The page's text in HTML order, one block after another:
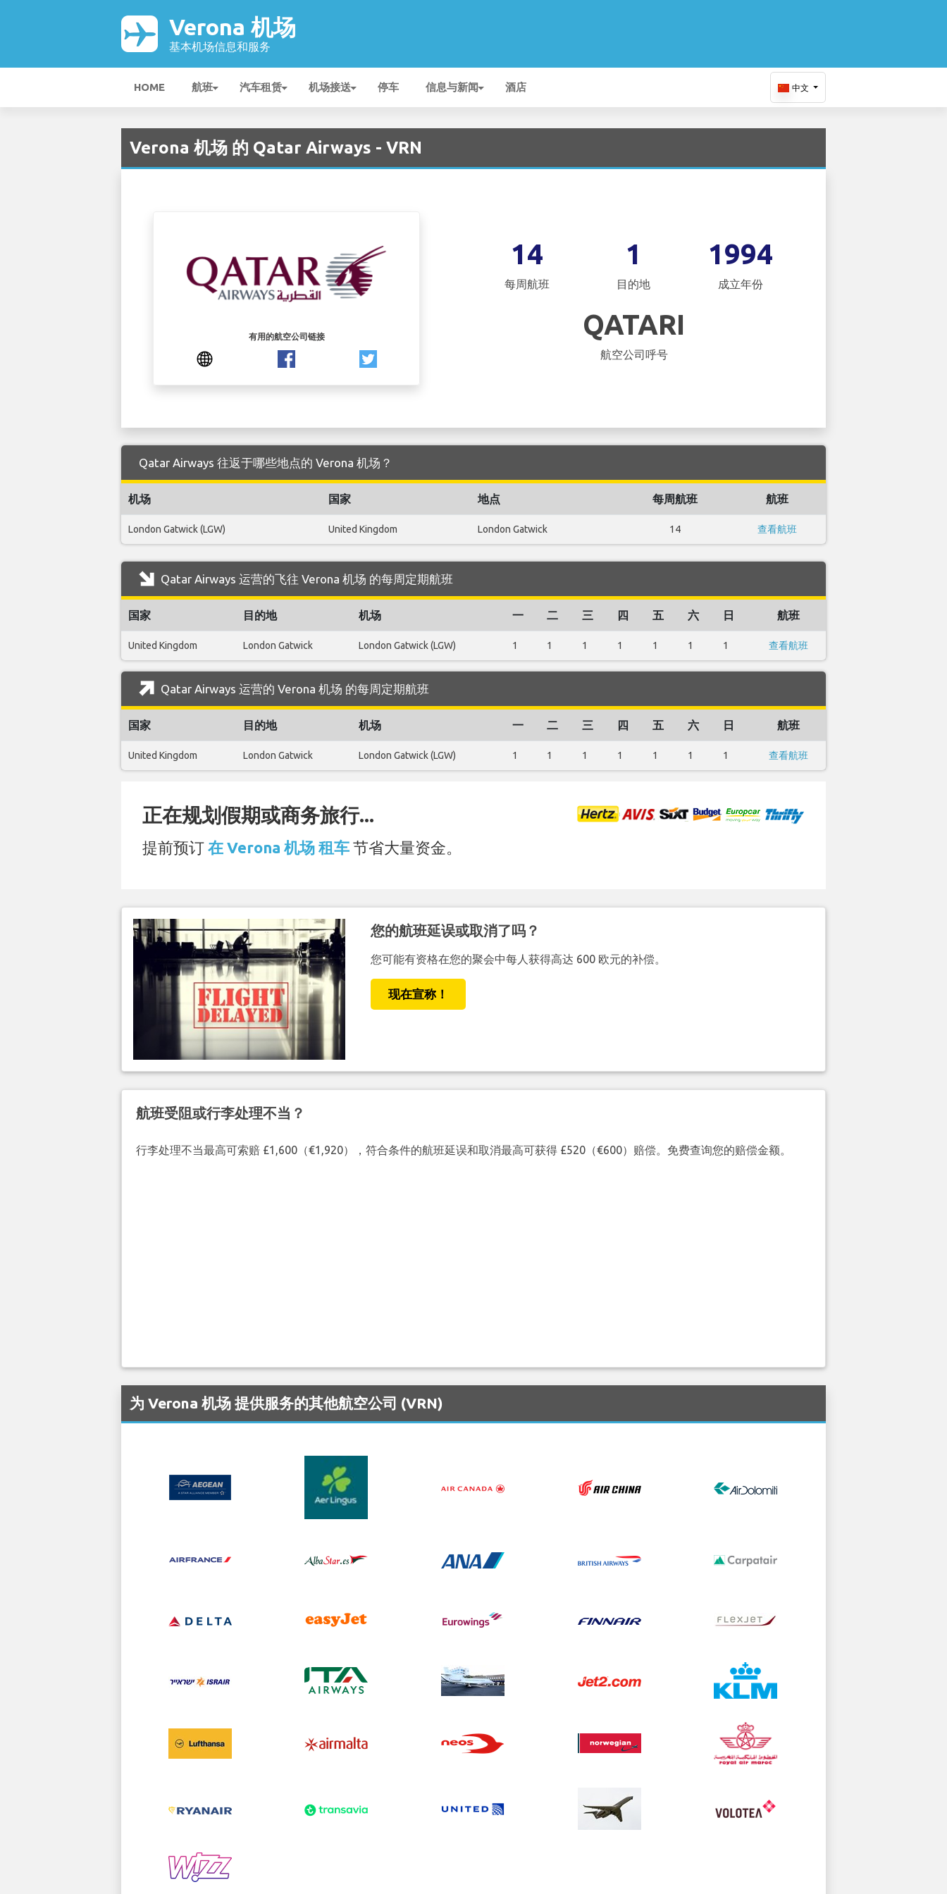
Verona 机场
基本机场信息和服务
HOME 航班 汽车租赁 机场接送 停车 信息与新闻 酒店 中文
Verona 机场 的 Qatar Airways - VRN
有用的航空公司链接
14
每周航班
1
目的地
1994
成立年份
QATARI
航空公司呼号
Qatar Airways 往返于哪些地点的 Verona 机场？
机场 国家 地点 每周航班 航班
London Gatwick (LGW) United Kingdom London Gatwick 14 查看航班
Qatar Airways 运营的飞往 Verona 机场 的每周定期航班
国家 目的地 机场 一 二 三 四 五 六 日 航班
United Kingdom London Gatwick London Gatwick (LGW) 1 1 1 1 1 1 1 查看航班
Qatar Airways 运营的 Verona 机场 的每周定期航班
国家 目的地 机场 一 二 三 四 五 六 日 航班
United Kingdom London Gatwick London Gatwick (LGW) 1 1 1 1 1 1 1 查看航班
正在规划假期或商务旅行...
提前预订 在 Verona 机场 租车 节省大量资金。
您的航班延误或取消了吗？
您可能有资格在您的聚会中每人获得高达 600 欧元的补偿。
现在宣称！
航班受阻或行李处理不当？
行李处理不当最高可索赔 £1,600（€1,920），符合条件的航班延误和取消最高可获得 £520（€600）赔偿。免费查询您的赔偿金额。
为 Verona 机场 提供服务的其他航空公司 (VRN)